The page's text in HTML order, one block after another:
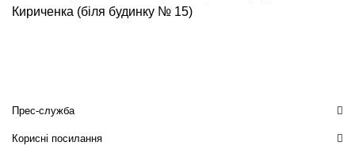
Кириченка (біля будинку № 15)
Прес-служба
Корисні посилання